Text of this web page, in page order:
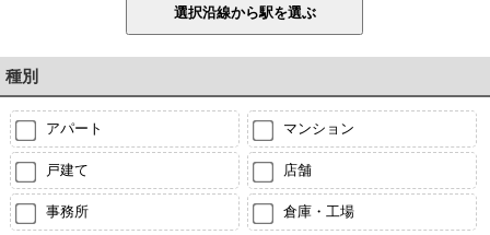
種別
アパート マンション
戸建て 店舗
事務所 倉庫・工場